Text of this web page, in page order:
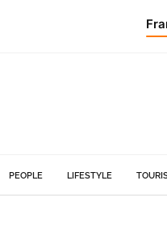
PEOPLE LIFESTYLE